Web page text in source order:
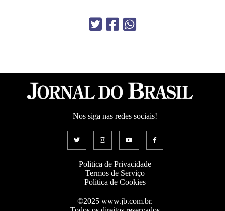
Nos siga nas redes sociais!
Politica de Privacidade
Termos de Serviço
Politica de Cookies
©2025 www.jb.com.br.